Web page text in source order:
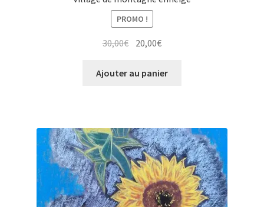
PROMO !
30,00€ Le
initial
20,00€Le
actuel
Ajouter au panier